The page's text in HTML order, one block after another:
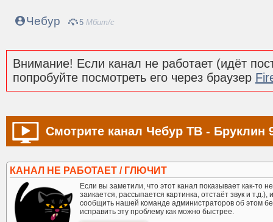
Чебур 5 Мбит/с
Внимание! Если канал не работает (идёт
попробуйте посмотреть его через браузер
Смотрите канал Чебур ТВ - Бруклин
КАНАЛ НЕ РАБОТАЕТ / ГЛЮЧИТ
Если вы заметили, что этот канал показывает как-то
заикается, рассыпается картинка, отстаёт звук и
сообщить нашей команде администраторов об этом
исправить эту проблему как можно быстрее.